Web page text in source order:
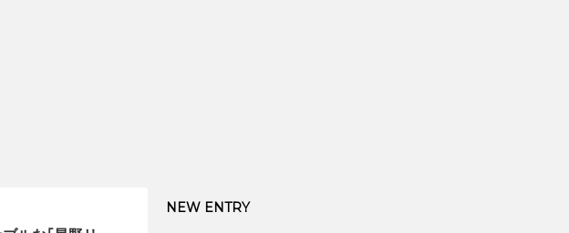
NEW ENTRY